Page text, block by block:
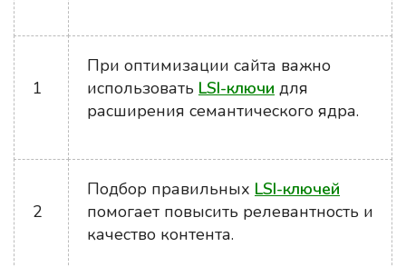
1
При оптимизации сайта важно
использовать LSI-ключи для
расширения семантического ядра.
2
Подбор правильных LSI-ключей
помогает повысить релевантность и
качество контента.